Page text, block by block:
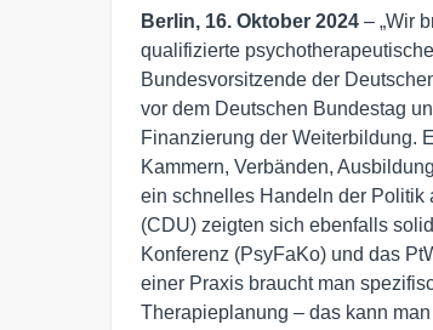
Berlin, 16. Oktober 2024 – „Wir
qualifizierte
Bundesvorsitzende der
vor dem Deutschen Bundestag
Finanzierung der Weiterbildung.
Kammern, Verbänden,
ein schnelles Handeln der Politik
(CDU) zeigten sich ebenfalls
Konferenz (PsyFaKo) und das
einer Praxis braucht man
Therapieplanung – das kann